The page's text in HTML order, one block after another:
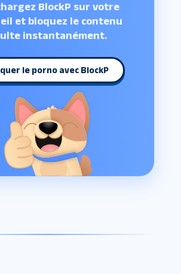
BlockP sur votre
et bloquez le contenu
instantanément.
le porno avec BlockP